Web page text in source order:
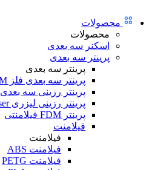
محصولات
محصولات
اسکنر سه بعدی
پرینتر سه بعدی
پرینتر سه بعدی
پرینتر سه بعدی فلز SLM
پرینتر رزینی سه بعدی SLA
پرینتر رزینی لیزری SLA/Laser
پرینتر FDM فیلامنتی
فیلامنت
فیلامنت
فیلامنت ABS
فیلامنت PETG